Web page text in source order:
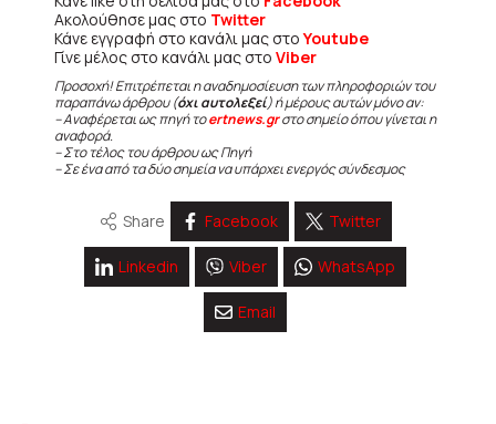
Ακολούθησε μας στο Twitter
Κάνε εγγραφή στο κανάλι μας στοYoutube
Γίνε μέλος στο κανάλι μας στο Viber
Προσοχή! Επιτρέπεται η αναδημοσίευση των πληροφοριών του
παραπάνω άρθρου (όχι αυτολεξεί) ή μέρους αυτών μόνο αν:
– Αναφέρεται ως πηγή τοertnews.grστο σημείο όπου γίνεται η
αναφορά.
– Στο τέλος του άρθρου ως Πηγή
– Σε ένα από τα δύο σημεία να υπάρχει ενεργός σύνδεσμος
Share Facebook Twitter
Linkedin Viber WhatsApp
Email